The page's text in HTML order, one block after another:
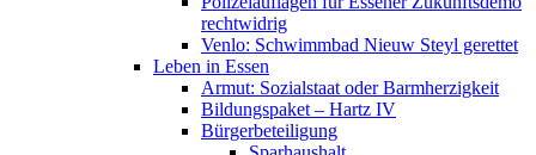
rechtwidrig
Venlo: Schwimmbad Nieuw Steyl gerettet
Leben in Essen
Armut: Sozialstaat oder Barmherzigkeit
Bildungspaket – Hartz IV
Bürgerbeteiligung